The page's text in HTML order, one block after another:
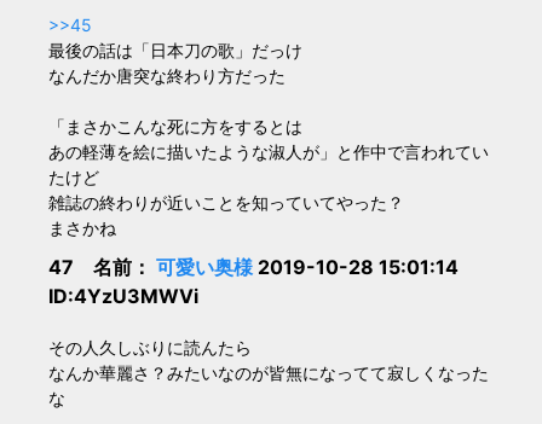
>>45
最後の話は「日本刀の歌」だっけ
なんだか唐突な終わり方だった
「まさかこんな死に方をするとは
あの軽薄を絵に描いたような淑人が」と作中で言われてい
たけど
雑誌の終わりが近いことを知っていてやった？
まさかね
47 名前： 可愛い奥様2019-10-28 15:01:14
ID:4YzU3MWVi
その人久しぶりに読んたら
なんか華麗さ？みたいなのが皆無になってて寂しくなった
な